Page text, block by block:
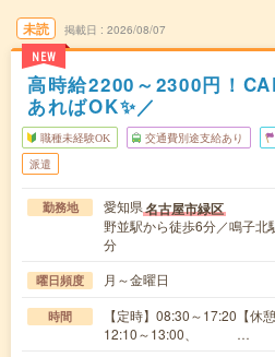
未読
NEW
掲載日 2026/08/07
高時給2200～2300円！
あればOK✨／
職種未経験OK 交通費別途支給あり
派遣
勤務地 愛知県名古屋市緑区
野並駅から徒歩6分／鳴子北
分
曜日頻度 月～金曜日
時間
【定時】08:30～17:20
12:10～13:00、 …